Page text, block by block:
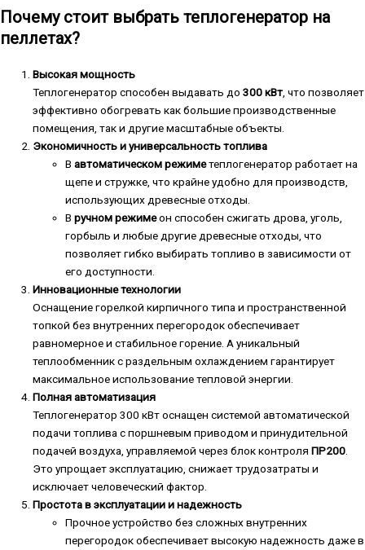
Почему стоит выбрать теплогенератор на
пеллетах?
Высокая мощность
Теплогенератор способен выдавать до 300 кВт , что позволяет
эффективно обогревать как большие производственные
помещения, так и другие масштабные объекты.
Экономичность и универсальность топлива
В автоматическом режиметеплогенератор работает на
щепе и стружке, что крайне удобно для производств,
использующих древесные отходы.
В ручном режимеон способен сжигать дрова, уголь,
горбыль и любые другие древесные отходы, что
позволяет гибко выбирать топливо в зависимости от
его доступности.
Инновационные технологии
Оснащение горелкой кирпичного типа и пространственной
топкой без внутренних перегородок обеспечивает
равномерное и стабильное горение. А уникальный
теплообменник с раздельным охлаждением гарантирует
максимальное использование тепловой энергии.
Полная автоматизация
Теплогенератор 300 кВт оснащен системой автоматической
подачи топлива с поршневым приводом и принудительной
подачей воздуха, управляемой через блок контроля ПР200
Это упрощает эксплуатацию, снижает трудозатраты и
исключает человеческий фактор.
Простота в эксплуатации и надежность
Прочное устройство без сложных внутренних
перегородок обеспечивает высокую надежность даже в